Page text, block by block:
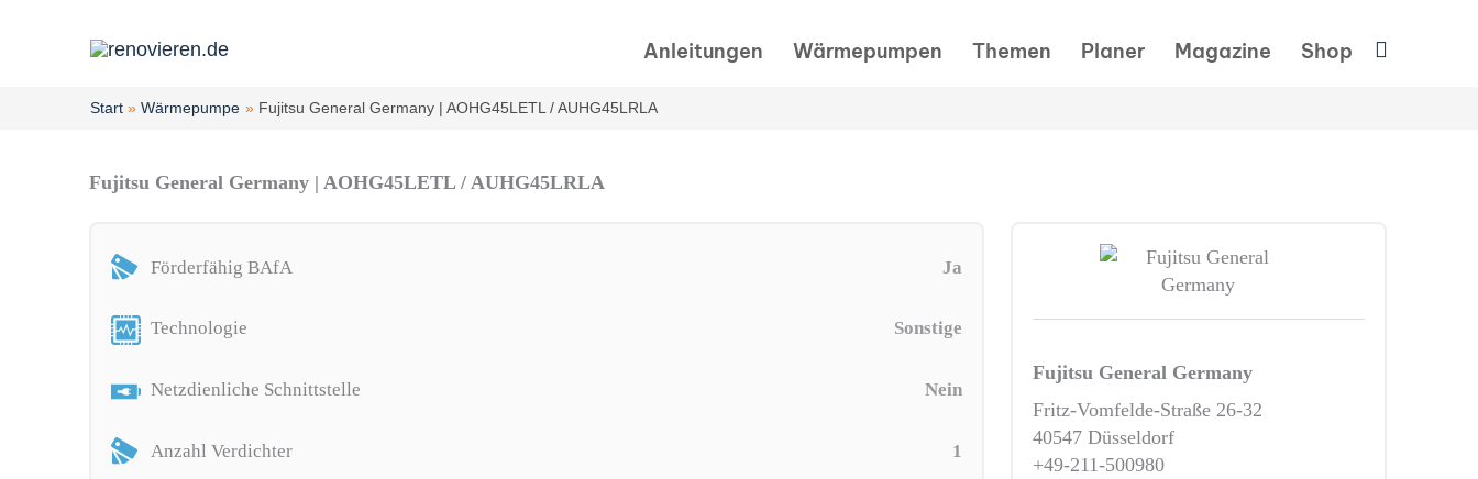
Anleitungen Wärmepumpen Themen Planer Magazine Shop Suchen
Start Wärmepumpe Fujitsu General Germany | AOHG45LETL / AUHG45LRLA
Fujitsu General Germany | AOHG45LETL / AUHG45LRLA
Förderfähig BAfA Ja
Technologie Sonstige
Netzdienliche Schnittstelle Nein
Anzahl Verdichter 1
Fujitsu General Germany
Fritz-Vomfelde-Straße 26-32
40547 Düsseldorf
+49-211-500980